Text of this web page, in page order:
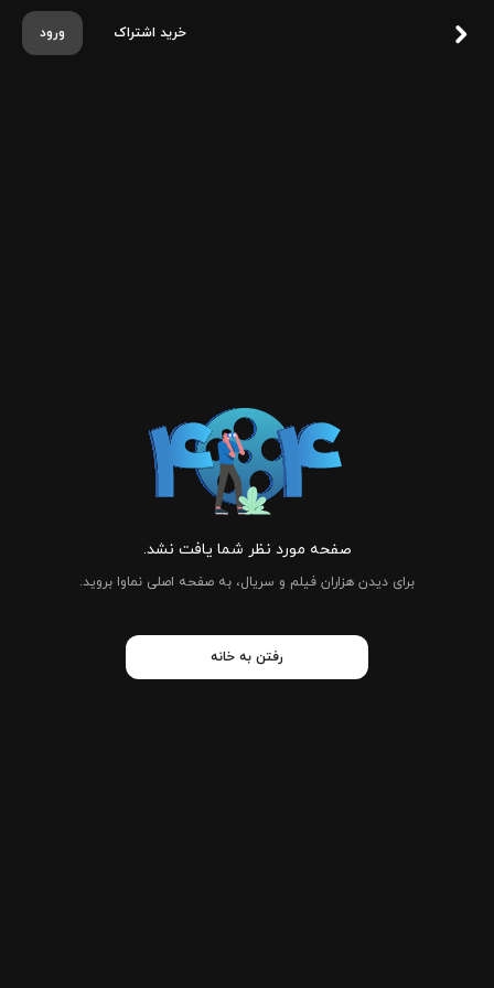
ورود خرید اشتراک
صفحه مورد نظر شما یافت نشد.
برای دیدن هزاران فیلم و سریال، به صفحه اصلی نماوا بروید.
رفتن به خانه